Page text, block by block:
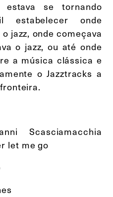
se tornando
estabelecer onde
jazz, onde começava
o jazz, ou até onde
a música clássica e
o Jazztracks a
Scasciamacchia
let me go